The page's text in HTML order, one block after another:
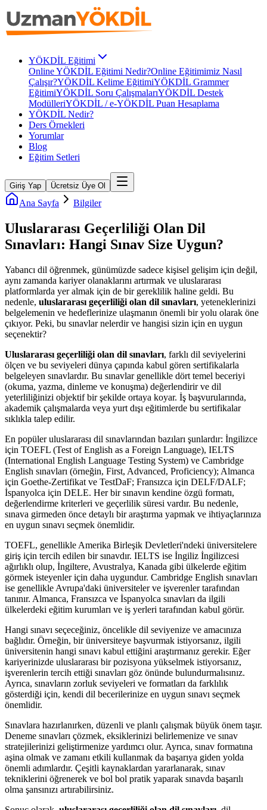
YÖKDİL Eğitimi
Online YÖKDİL Eğitimi Nedir?Online Eğitimimiz Nasıl
Çalışır?YÖKDİL Kelime EğitimiYÖKDİL Grammer
EğitimiYÖKDİL Soru ÇalışmalarıYÖKDİL Destek
ModülleriYÖKDİL / e-YÖKDİL Puan Hesaplama
YÖKDİL Nedir?
Ders Örnekleri
Yorumlar
Blog
Eğitim Setleri
Giriş Yap Ücretsiz Üye Ol
Ana Sayfa Bilgiler
Uluslararası Geçerliliği Olan Dil
Sınavları: Hangi Sınav Size Uygun?
Yabancı dil öğrenmek, günümüzde sadece kişisel gelişim için değil,
aynı zamanda kariyer olanaklarını artırmak ve uluslararası
platformlarda yer almak için de bir gereklilik haline geldi. Bu
nedenle, uluslararası geçerliliği olan dil sınavları, yeteneklerinizi
belgelemenin ve hedeflerinize ulaşmanın önemli bir yolu olarak öne
çıkıyor. Peki, bu sınavlar nelerdir ve hangisi sizin için en uygun
seçenektir?
Uluslararası geçerliliği olan dil sınavları, farklı dil seviyelerini
ölçen ve bu seviyeleri dünya çapında kabul gören sertifikalarla
belgeleyen sınavlardır. Bu sınavlar genellikle dört temel beceriyi
(okuma, yazma, dinleme ve konuşma) değerlendirir ve dil
yeterliliğinizi objektif bir şekilde ortaya koyar. İş başvurularında,
akademik çalışmalarda veya yurt dışı eğitimlerde bu sertifikalar
sıklıkla talep edilir.
En popüler uluslararası dil sınavlarından bazıları şunlardır: İngilizce
için TOEFL (Test of English as a Foreign Language), IELTS
(International English Language Testing System) ve Cambridge
English sınavları (örneğin, First, Advanced, Proficiency); Almanca
için Goethe-Zertifikat ve TestDaF; Fransızca için DELF/DALF;
İspanyolca için DELE. Her bir sınavın kendine özgü formatı,
değerlendirme kriterleri ve geçerlilik süresi vardır. Bu nedenle,
sınava girmeden önce detaylı bir araştırma yapmak ve ihtiyaçlarınıza
en uygun sınavı seçmek önemlidir.
TOEFL, genellikle Amerika Birleşik Devletleri'ndeki üniversitelere
giriş için tercih edilen bir sınavdır. IELTS ise İngiliz İngilizcesi
ağırlıklı olup, İngiltere, Avustralya, Kanada gibi ülkelerde eğitim
görmek isteyenler için daha uygundur. Cambridge English sınavları
ise genellikle Avrupa'daki üniversiteler ve işverenler tarafından
tanınır. Almanca, Fransızca ve İspanyolca sınavları da ilgili
ülkelerdeki eğitim kurumları ve iş yerleri tarafından kabul görür.
Hangi sınavı seçeceğiniz, öncelikle dil seviyenize ve amacınıza
bağlıdır. Örneğin, bir üniversiteye başvurmak istiyorsanız, ilgili
üniversitenin hangi sınavı kabul ettiğini araştırmanız gerekir. Eğer
kariyerinizde uluslararası bir pozisyona yükselmek istiyorsanız,
işverenlerin tercih ettiği sınavları göz önünde bulundurmalısınız.
Ayrıca, sınavların zorluk seviyeleri ve formatları da farklılık
gösterdiği için, kendi dil becerilerinize en uygun sınavı seçmek
önemlidir.
Sınavlara hazırlanırken, düzenli ve planlı çalışmak büyük önem taşır.
Deneme sınavları çözmek, eksiklerinizi belirlemenize ve sınav
stratejilerinizi geliştirmenize yardımcı olur. Ayrıca, sınav formatına
aşina olmak ve zamanı etkili kullanmak da başarıya giden yolda
önemli adımlardır. Çeşitli kaynaklardan yararlanarak, sınav
tekniklerini öğrenerek ve bol bol pratik yaparak sınavda başarılı
olma şansınızı artırabilirsiniz.